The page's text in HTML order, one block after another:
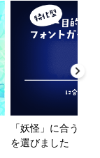
「妖怪」に合うフ
を選びました